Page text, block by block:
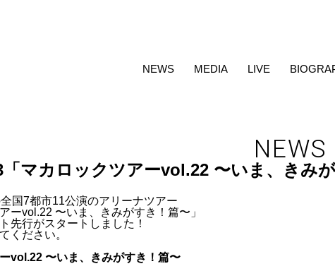
NEWS MEDIA LIVE
NEWS
「マカロックツアーvol.22 〜いま、きみ
国7都市11公演のアリーナツアー
ーvol.22 〜いま、きみがすき！篇〜」
先行がスタートしました！
ください。
vol.22 〜いま、きみがすき！篇〜